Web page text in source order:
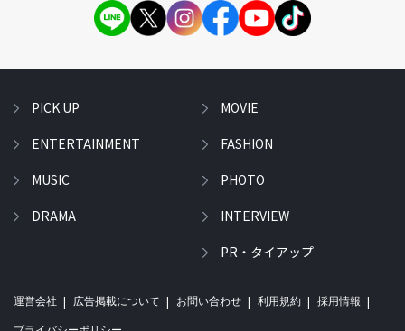
PICK UP
ENTERTAINMENT
MUSIC
DRAMA
MOVIE
FASHION
PHOTO
INTERVIEW
PR・タイアップ
運営会社 広告掲載について お問い合わせ 利用規約 採用情報